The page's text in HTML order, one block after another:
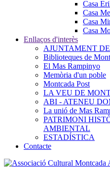
Casa
Casa
Casa
Casa
Enllaços d'interès
AJUNTAMENT
Biblioteques de
El Mas Rampinyo
Memòria d'un poble
Montcada Post
LA VEU DE
ABI - ATENEU
La unió de Mas
PATRIMONI
AMBIENTAL
ESTADÍSTICA
Contacte